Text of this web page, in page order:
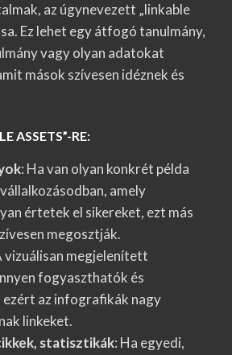
az úgynevezett „linkable
Ez lehet egy átfogó tanulmány,
vagy olyan adatokat
mások szívesen idéznek és
ASSETS”-RE:
: Ha van olyan konkrét példa
amely
értetek el sikereket, ezt más
megosztják.
vizuálisan megjelenített
fogyaszthatók és
az infografikák nagy
linkeket.
statisztikák: Ha egyedi,